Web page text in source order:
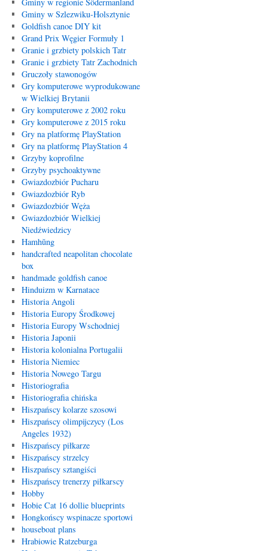
Gminy w Szlezwiku-Holsztynie
Goldfish canoe DIY kit
Grand Prix Węgier Formuły 1
Granie i grzbiety polskich Tatr
Granie i grzbiety Tatr Zachodnich
Gruczoły stawonogów
Gry komputerowe wyprodukowane
w Wielkiej Brytanii
Gry komputerowe z 2002 roku
Gry komputerowe z 2015 roku
Gry na platformę PlayStation
Gry na platformę PlayStation 4
Grzyby koprofilne
Grzyby psychoaktywne
Gwiazdozbiór Pucharu
Gwiazdozbiór Ryb
Gwiazdozbiór Węża
Gwiazdozbiór Wielkiej
Niedźwiedzicy
Hamhŭng
handcrafted neapolitan chocolate
box
handmade goldfish canoe
Hinduizm w Karnatace
Historia Angoli
Historia Europy Środkowej
Historia Europy Wschodniej
Historia Japonii
Historia kolonialna Portugalii
Historia Niemiec
Historia Nowego Targu
Historiografia
Historiografia chińska
Hiszpańscy kolarze szosowi
Hiszpańscy olimpijczycy (Los
Angeles 1932)
Hiszpańscy piłkarze
Hiszpańscy strzelcy
Hiszpańscy sztangiści
Hiszpańscy trenerzy piłkarscy
Hobby
Hobie Cat 16 dollie blueprints
Hongkońscy wspinacze sportowi
houseboat plans
Hrabiowie Ratzeburga